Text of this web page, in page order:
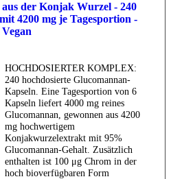
der Konjak Wurzel - 240
4200 mg je Tagesportion -
HOCHDOSIERTER KOMPLEX:
240 hochdosierte Glucomannan-
Kapseln. Eine Tagesportion von 6
Kapseln liefert 4000 mg reines
Glucomannan, gewonnen aus 4200
mg hochwertigem
Konjakwurzelextrakt mit 95%
Glucomannan-Gehalt. Zusätzlich
enthalten ist 100 μg Chrom in der
hoch bioverfügbaren Form